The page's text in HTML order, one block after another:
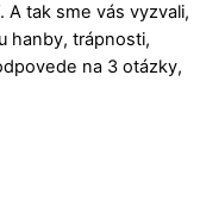
A tak sme vás vyzvali,
hanby, trápnosti,
na 3 otázky,